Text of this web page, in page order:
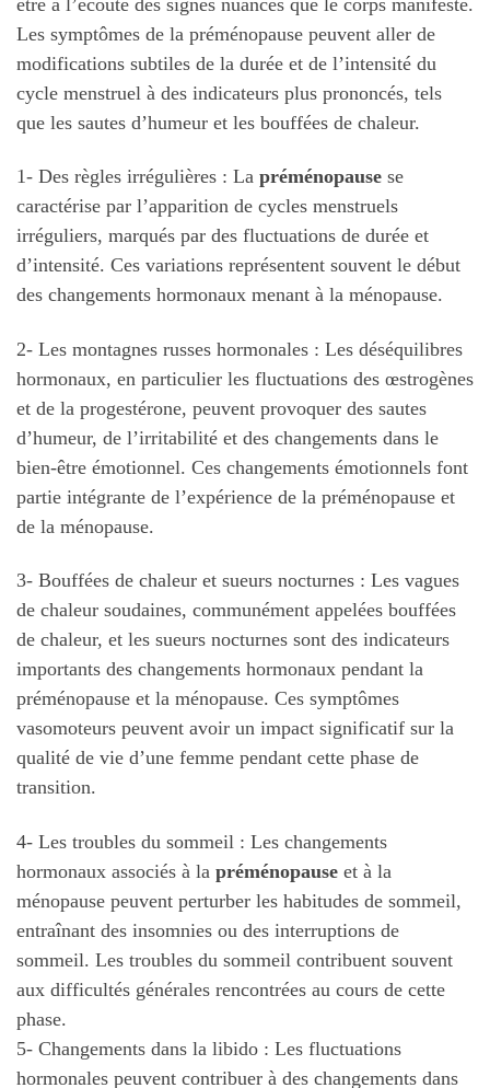
Les symptômes de la préménopause peuvent aller de
modifications subtiles de la durée et de l’intensité du
cycle menstruel à des indicateurs plus prononcés, tels
que les sautes d’humeur et les bouffées de chaleur.
1- Des règles irrégulières : La préménopause se
caractérise par l’apparition de cycles menstruels
irréguliers, marqués par des fluctuations de durée et
d’intensité. Ces variations représentent souvent le début
des changements hormonaux menant à la ménopause.
2- Les montagnes russes hormonales : Les déséquilibres
hormonaux, en particulier les fluctuations des œstrogènes
et de la progestérone, peuvent provoquer des sautes
d’humeur, de l’irritabilité et des changements dans le
bien-être émotionnel. Ces changements émotionnels font
partie intégrante de l’expérience de la préménopause et
de la ménopause.
3- Bouffées de chaleur et sueurs nocturnes : Les vagues
de chaleur soudaines, communément appelées bouffées
de chaleur, et les sueurs nocturnes sont des indicateurs
importants des changements hormonaux pendant la
préménopause et la ménopause. Ces symptômes
vasomoteurs peuvent avoir un impact significatif sur la
qualité de vie d’une femme pendant cette phase de
transition.
4- Les troubles du sommeil : Les changements
hormonaux associés à la préménopause et à la
ménopause peuvent perturber les habitudes de sommeil,
entraînant des insomnies ou des interruptions de
sommeil. Les troubles du sommeil contribuent souvent
aux difficultés générales rencontrées au cours de cette
phase.
5- Changements dans la libido : Les fluctuations
hormonales peuvent contribuer à des changements dans